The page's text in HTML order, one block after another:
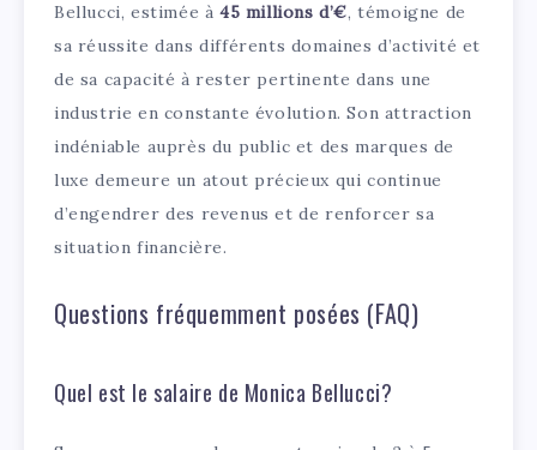
Bellucci, estimée à 45 millions d’€, témoigne de
sa réussite dans différents domaines d’activité et
de sa capacité à rester pertinente dans une
industrie en constante évolution. Son attraction
indéniable auprès du public et des marques de
luxe demeure un atout précieux qui continue
d’engendrer des revenus et de renforcer sa
situation financière.
Questions fréquemment posées (FAQ)
Quel est le salaire de Monica Bellucci?